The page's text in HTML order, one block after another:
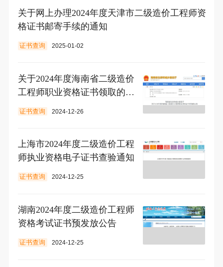
关于网上办理2024年度天津市二级造价工程师资
格证书邮寄手续的通知
证书查询 2025-01-02
关于2024年度海南省二级造价
工程师职业资格证书领取的公
告
证书查询 2024-12-26
上海市2024年度二级造价工程
师执业资格电子证书查验通知
证书查询 2024-12-25
湖南2024年度二级造价工程师
资格考试证书预发放公告
证书查询 2024-12-25